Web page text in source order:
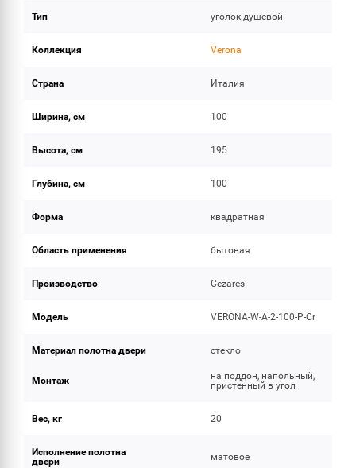
Тип уголок душевой
Коллекция Verona
Страна Италия
Ширина, см 100
Высота, см 195
Глубина, см 100
Форма квадратная
Область применения бытовая
Производство Cezares
Модель VERONA-W-A-2-100-P-Cr
Материал полотна двери стекло
Монтаж
на поддон, напольный,
пристенный в угол
Вес, кг 20
Исполнение полотна
двери
матовое